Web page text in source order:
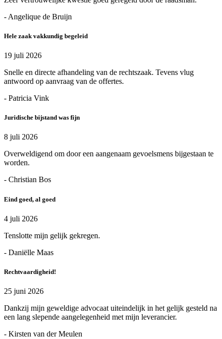
- Angelique de Bruijn
Hele zaak vakkundig begeleid
19 juli 2026
Snelle en directe afhandeling van de rechtszaak. Tevens vlug
antwoord op aanvraag van de offertes.
- Patricia Vink
Juridische bijstand was fijn
8 juli 2026
Overweldigend om door een aangenaam gevoelsmens bijgestaan te
worden.
- Christian Bos
Eind goed, al goed
4 juli 2026
Tenslotte mijn gelijk gekregen.
- Daniëlle Maas
Rechtvaardigheid!
25 juni 2026
Dankzij mijn geweldige advocaat uiteindelijk in het gelijk gesteld na
een lang slepende aangelegenheid met mijn leverancier.
- Kirsten van der Meulen